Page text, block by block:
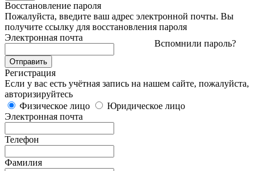
Восстановление пароля
Пожалуйста, введите ваш адрес электронной почты. Вы
получите ссылку для восстановления пароля
Электронная почта
Вспомнили пароль?
Регистрация
Если у вас есть учётная запись на нашем сайте, пожалуйста,
авторизируйтесь
Физическое лицо
Юридическое лицо
Электронная почта
Телефон
Фамилия